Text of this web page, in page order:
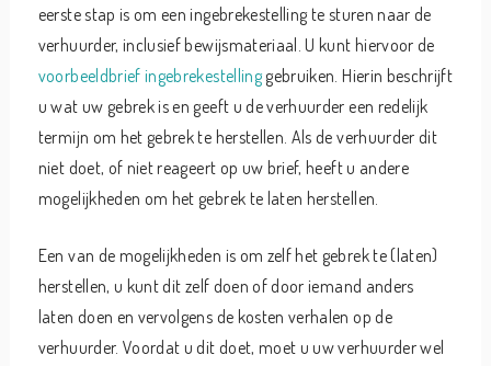
eerste stap is om een ingebrekestelling te sturen naar de
verhuurder, inclusief bewijsmateriaal. U kunt hiervoor de
voorbeeldbrief ingebrekestellinggebruiken. Hierin beschrijft
u wat uw gebrek is en geeft u de verhuurder een redelijk
termijn om het gebrek te herstellen. Als de verhuurder dit
niet doet, of niet reageert op uw brief, heeft u andere
mogelijkheden om het gebrek te laten herstellen.
Een van de mogelijkheden is om zelf het gebrek te (laten)
herstellen, u kunt dit zelf doen of door iemand anders
laten doen en vervolgens de kosten verhalen op de
verhuurder. Voordat u dit doet, moet u uw verhuurder wel